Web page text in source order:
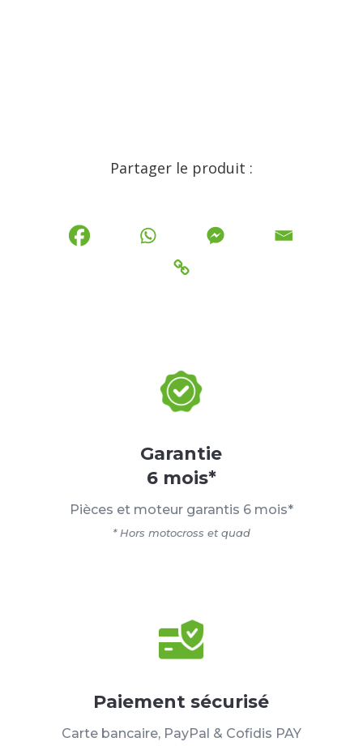
Partager le produit :
Garantie
6 mois*
Pièces et moteur garantis 6 mois*
* Hors motocross et quad
Paiement sécurisé
Carte bancaire, PayPal & Cofidis PAY